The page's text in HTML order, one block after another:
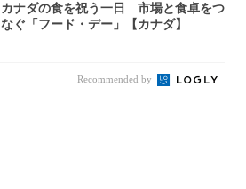
カナダの食を祝う一日 市場と食卓をつ
なぐ「フード・デー」【カナダ】
Recommended by